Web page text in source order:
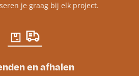
je graag bij elk project.​
en afhalen